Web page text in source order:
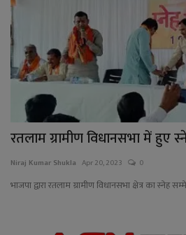
रतलाम ग्रामीण विधानसभा में हुए
Niraj Kumar Shukla Apr 20, 2023 0
भाजपा द्वारा रतलाम ग्रामीण विधानसभा क्षेत्र का